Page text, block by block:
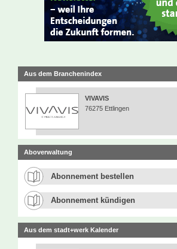
Aus dem Branchenindex
VIVAVIS
76275 Ettlingen
Aboverwaltung
Abonnement bestellen
Abonnement kündigen
Aus dem stadt+werk Kalender